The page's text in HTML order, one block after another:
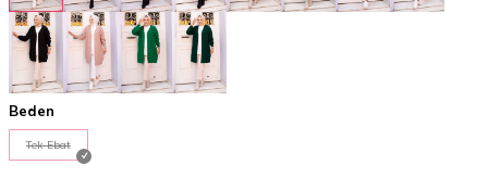
Beden
Tek Ebat